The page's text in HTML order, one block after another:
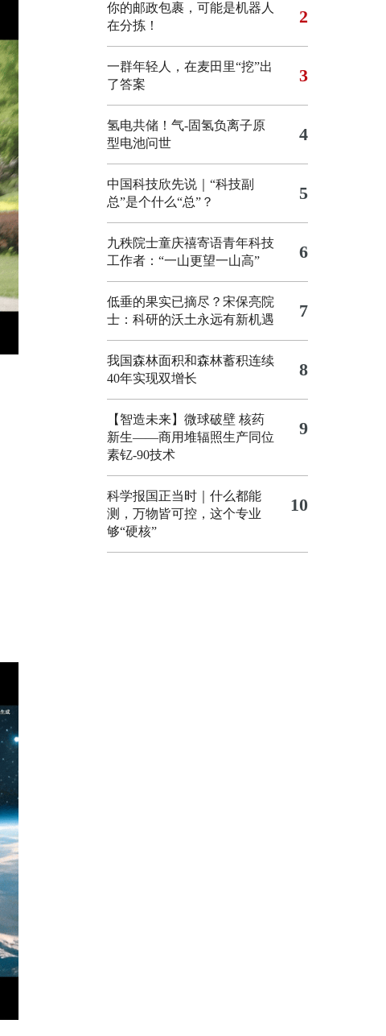
你的邮政包裹，可能是机器人
在分拣！
2
一群年轻人，在麦田里“挖”出
了答案
3
氢电共储！气-固氢负离子原
型电池问世
4
中国科技欣先说｜“科技副
总”是个什么“总”？
5
九秩院士童庆禧寄语青年科技
工作者：“一山更望一山高”
6
低垂的果实已摘尽？宋保亮院
士：科研的沃土永远有新机遇
7
我国森林面积和森林蓄积连续
40年实现双增长
8
【智造未来】微球破壁 核药
新生——商用堆辐照生产同位
素钇-90技术
9
科学报国正当时｜什么都能
测，万物皆可控，这个专业
够“硬核”
10